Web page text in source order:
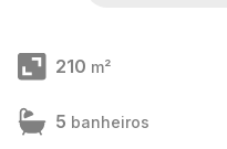
210 m²
5 banheiros